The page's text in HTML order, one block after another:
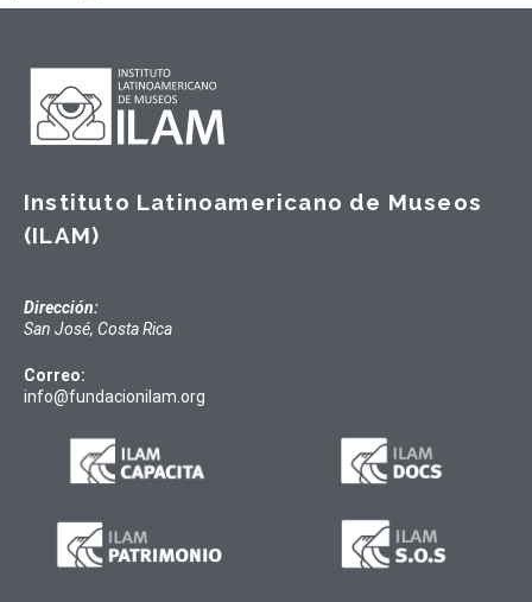
Instituto Latinoamericano de Museos
(ILAM)
Dirección:
San José, Costa Rica
Correo:
info@fundacionilam.org